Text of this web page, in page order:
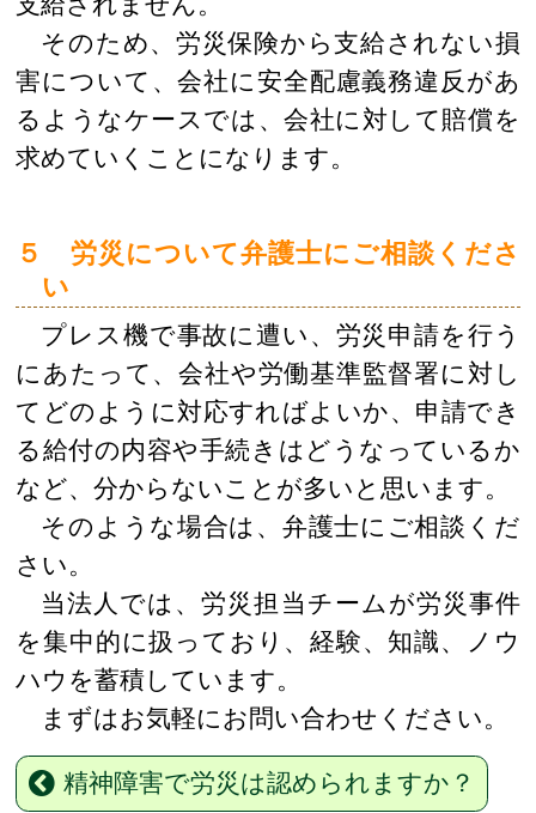
そのため、労災保険から支給されない損
害について、会社に安全配慮義務違反があ
るようなケースでは、会社に対して賠償を
求めていくことになります。
５ 労災について弁護士にご相談くださ
い
プレス機で事故に遭い、労災申請を行う
にあたって、会社や労働基準監督署に対し
てどのように対応すればよいか、申請でき
る給付の内容や手続きはどうなっているか
など、分からないことが多いと思います。
そのような場合は、弁護士にご相談くだ
さい。
当法人では、労災担当チームが労災事件
を集中的に扱っており、経験、知識、ノウ
ハウを蓄積しています。
まずはお気軽にお問い合わせください。
精神障害で労災は認められますか？